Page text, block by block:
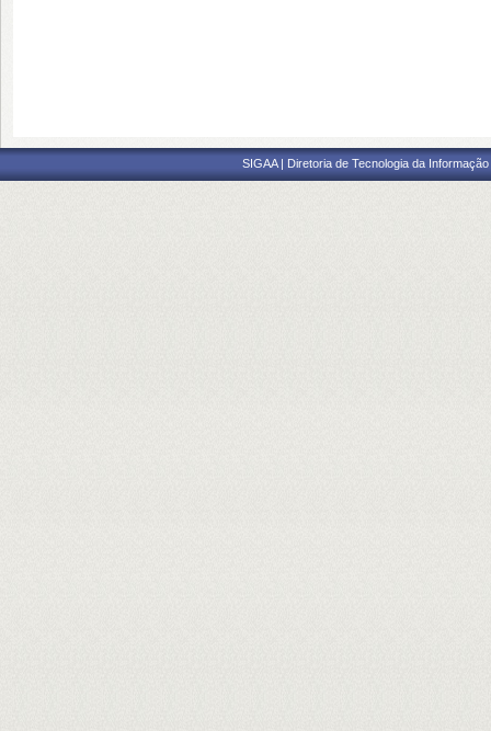
SIGAA | Diretoria de Tecnologia da